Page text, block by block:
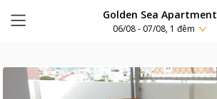
Golden Sea Apartment
06/08 - 07/08, 1 đêm